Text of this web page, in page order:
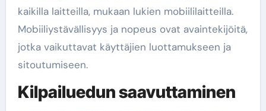
kaikilla laitteilla, mukaan lukien mobiililaitteilla.
Mobiiliystävällisyys ja nopeus ovat avaintekijöitä,
jotka vaikuttavat käyttäjien luottamukseen ja
sitoutumiseen.
Kilpailuedun saavuttaminen